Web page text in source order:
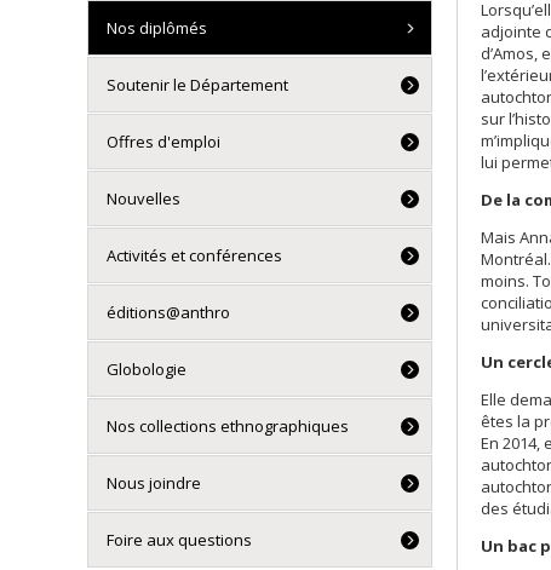
adjointe
d’Amos,
sur
lui
De la
Mais
moins.
Un
Elle
êtes la
En 2014,
des
Un bac
Nos diplômés
Soutenir le Département
Offres d'emploi
Nouvelles
Activités et conférences
éditions@anthro
Globologie
Nos collections ethnographiques
Nous joindre
Foire aux questions